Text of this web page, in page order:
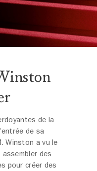
de la
de sa
Winston a vu le
des
pour créer des